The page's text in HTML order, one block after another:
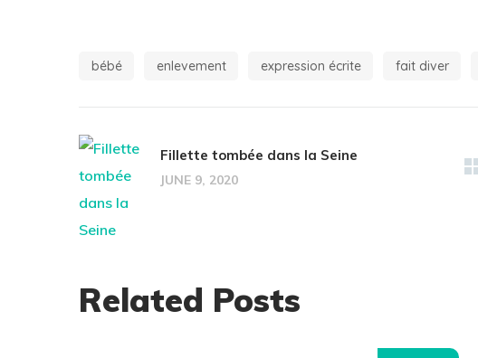
bébé enlevement expression écrite fait diver
Fillette tombée dans la Seine
JUNE 9, 2020
Related Posts